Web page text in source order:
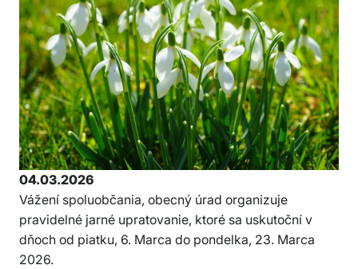
04.03.2026
Vážení spoluobčania, obecný úrad organizuje
pravidelné jarné upratovanie, ktoré sa uskutoční v
dňoch od piatku, 6. Marca do pondelka, 23. Marca
2026.